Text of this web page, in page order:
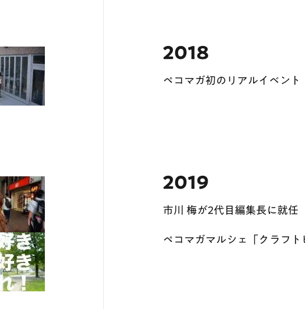
2018
ペコマガ初のリアルイベン
2019
市川 梅が2代目編集長に就任
ペコマガマルシェ「クラフ